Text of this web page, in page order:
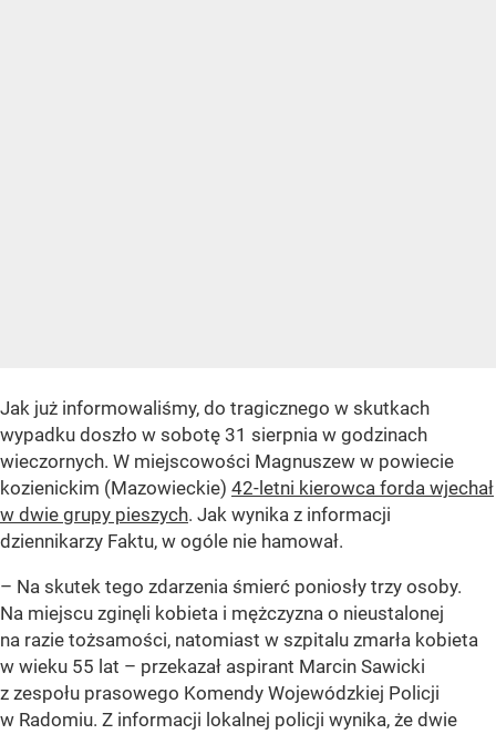
Jak już informowaliśmy, do tragicznego w skutkach
wypadku doszło w sobotę 31 sierpnia w godzinach
wieczornych. W miejscowości Magnuszew w powiecie
kozienickim (Mazowieckie) 42-letni kierowca forda wjechał
w dwie grupy pieszych. Jak wynika z informacji
dziennikarzy Faktu, w ogóle nie hamował.
– Na skutek tego zdarzenia śmierć poniosły trzy osoby.
Na miejscu zginęli kobieta i mężczyzna o nieustalonej
na razie tożsamości, natomiast w szpitalu zmarła kobieta
w wieku 55 lat – przekazał aspirant Marcin Sawicki
z zespołu prasowego Komendy Wojewódzkiej Policji
w Radomiu. Z informacji lokalnej policji wynika, że dwie